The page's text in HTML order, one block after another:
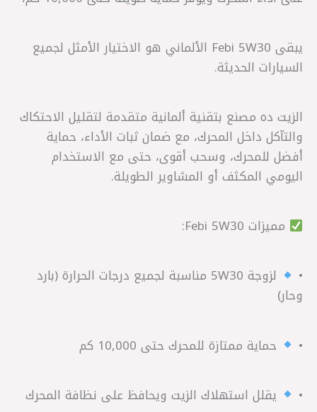
يبقى Febi 5W30 الألماني هو الاختيار الأمثل لجميع
السيارات الحديثة.
الزيت ده مصنع بتقنية ألمانية متقدمة لتقليل الاحتكاك
والتآكل داخل المحرك، مع ضمان ثبات الأداء، حماية
أفضل للمحرك، وسحب أقوى، حتى مع الاستخدام
اليومي المكثف أو المشاوير الطويلة.
مميزات Febi 5W30:
•
لزوجة 5W30 مناسبة لجميع درجات الحرارة (بارد
وحار)
• حماية ممتازة للمحرك حتى 10,000 كم
• يقلل استهلاك الزيت ويحافظ على نظافة المحرك